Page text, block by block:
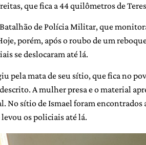
que fica a 44 quilômetros de
de Polícia Militar, que
porém, após o roubo de um
se deslocaram até lá.
pela mata de seu sítio, que fica no
A mulher presa e o material
No sítio de Ismael foram encontrados
os policiais até lá.